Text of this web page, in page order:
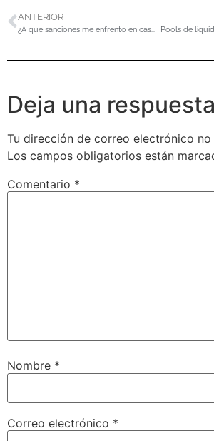
ANTERIOR
Deja una respuesta
Tu dirección de correo electrónico no
Los campos obligatorios están
Comentario *
Nombre *
Correo electrónico *